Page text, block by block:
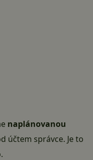
naplánovanou
účtem správce. Je to